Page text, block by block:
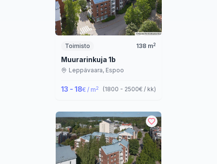
Toimisto 138 m2
Muurarinkuja 1b
Leppävaara, Espoo
13 - 18€ / m2 (1800 - 2500€ / kk)